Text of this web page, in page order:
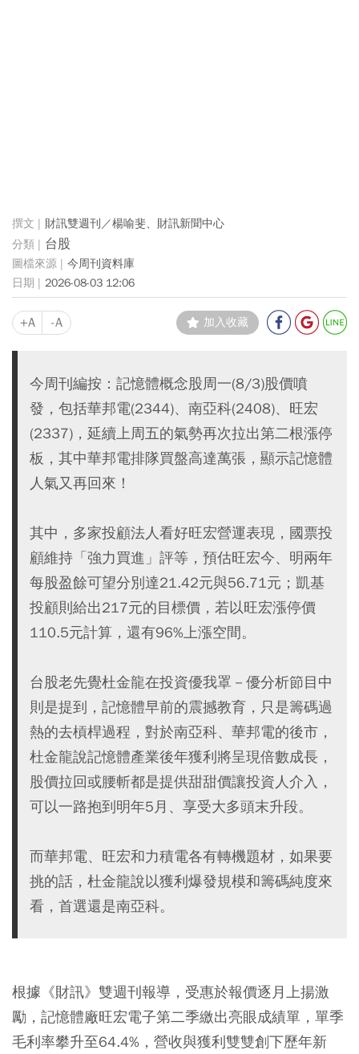
財訊雙週刊／楊喻斐、財訊新聞中心
台股
今周刊資料庫
2026-08-03 12:06
+A -A 加入收藏
今周刊編按：記憶體概念股周一(8/3)股價噴
發，包括華邦電(2344)、南亞科(2408)、旺宏
(2337)，延續上周五的氣勢再次拉出第二根漲停
板，其中華邦電排隊買盤高達萬張，顯示記憶體
人氣又再回來！
其中，多家投顧法人看好旺宏營運表現，國票投
顧維持「強力買進」評等，預估旺宏今、明兩年
每股盈餘可望分別達21.42元與56.71元；凱基
投顧則給出217元的目標價，若以旺宏漲停價
110.5元計算，還有96%上漲空間。
台股老先覺杜金龍在投資優我罩－優分析節目中
則是提到，記憶體早前的震撼教育，只是籌碼過
熱的去槓桿過程，對於南亞科、華邦電的後市，
杜金龍說記憶體產業後年獲利將呈現倍數成長，
股價拉回或腰斬都是提供甜甜價讓投資人介入，
可以一路抱到明年5月、享受大多頭末升段。
而華邦電、旺宏和力積電各有轉機題材，如果要
挑的話，杜金龍說以獲利爆發規模和籌碼純度來
看，首選還是南亞科。
根據《財訊》雙週刊報導，受惠於報價逐月上揚激
勵，記憶體廠旺宏電子第二季繳出亮眼成績單，單季
毛利率攀升至64.4%，營收與獲利雙雙創下歷年新